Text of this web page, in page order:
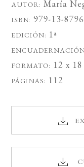
AUTOR: María
ISBN: 979-13-
EDICIÓN: 1ª
FORMATO: 12 x
PÁGINAS: 112